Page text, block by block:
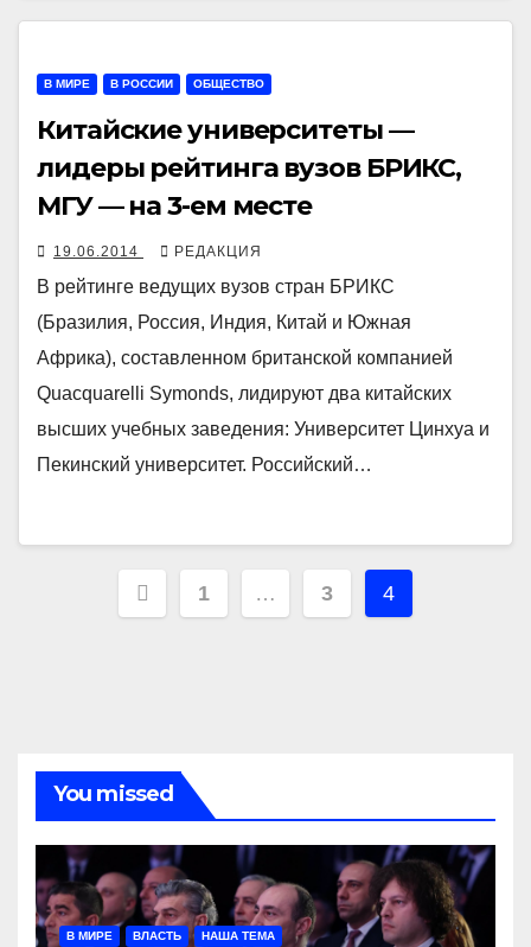
В МИРЕ В РОССИИ ОБЩЕСТВО
Китайские университеты —
лидеры рейтинга вузов БРИКС,
МГУ — на 3-ем месте
19.06.2014 РЕДАКЦИЯ
В рейтинге ведущих вузов стран БРИКС
(Бразилия, Россия, Индия, Китай и Южная
Африка), составленном британской компанией
Quacquarelli Symonds, лидируют два китайских
высших учебных заведения: Университет Цинхуа и
Пекинский университет. Российский…
Навигация
1 … 3 4
You missed
В МИРЕ ВЛАСТЬ НАША ТЕМА